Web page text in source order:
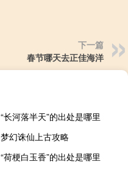
下一篇
春节哪天去正佳海洋
“长河落半天”的出处是哪里
梦幻诛仙上古攻略
“荷梗白玉香”的出处是哪里